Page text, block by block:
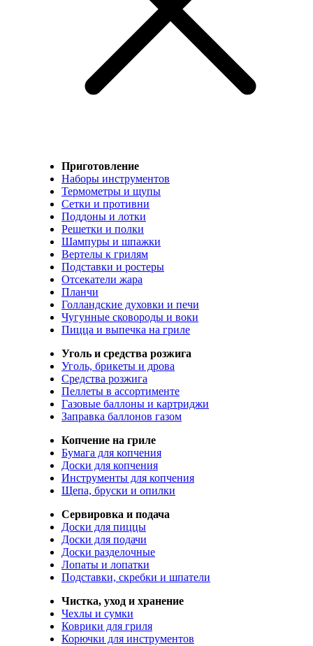
Приготовление
Наборы инструментов
Термометры и щупы
Сетки и противни
Поддоны и лотки
Решетки и полки
Шампуры и шпажки
Вертелы к грилям
Подставки и ростеры
Отсекатели жара
Планчи
Голландские духовки и печи
Чугунные сковороды и воки
Пицца и выпечка на гриле
Уголь и средства розжига
Уголь, брикеты и дрова
Средства розжига
Пеллеты в ассортименте
Газовые баллоны и картриджи
Заправка баллонов газом
Копчение на гриле
Бумага для копчения
Доски для копчения
Инструменты для копчения
Щепа, бруски и опилки
Сервировка и подача
Доски для пиццы
Доски для подачи
Доски разделочные
Лопаты и лопатки
Подставки, скребки и шпатели
Чистка, уход и хранение
Чехлы и сумки
Коврики для гриля
Корючки для инструментов